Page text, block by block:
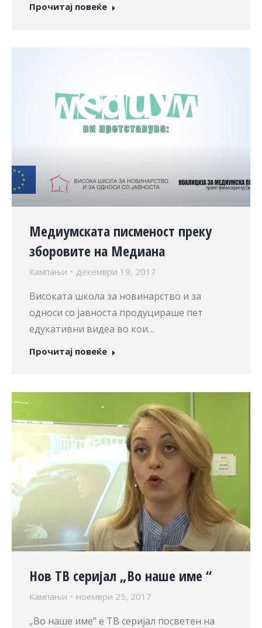
Прочитај повеќе
Медиумската писменост преку
зборовите на Медиана
Кампањи декември 19, 2017
Високата школа за новинарство и за
односи со јавноста продуцираше пет
едукативни видеа во кои…
Прочитај повеќе
Нов ТВ серијал „Во наше име “
Кампањи ноември 25, 2017
„Во наше име” е ТВ серијал посветен на